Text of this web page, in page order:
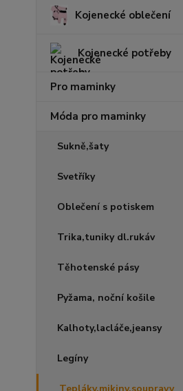
Kojenecké oblečení
Kojenecké potřeby
Pro maminky
Móda pro maminky
Sukně,šaty
Svetříky
Oblečení s potiskem
Trika,tuniky dl.rukáv
Těhotenské pásy
Pyžama, noční košile
Kalhoty,lacláče,jeansy
Legíny